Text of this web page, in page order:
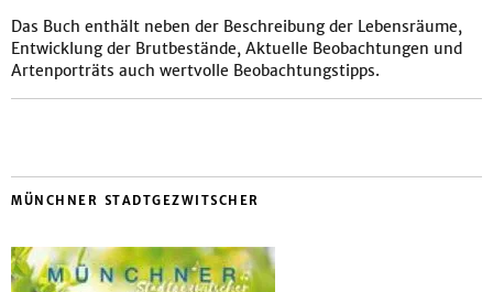
Das Buch enthält neben der Beschreibung der Lebensräume,
Entwicklung der Brutbestände, Aktuelle Beobachtungen und
Artenporträts auch wertvolle Beobachtungstipps.
MÜNCHNER STADTGEZWITSCHER